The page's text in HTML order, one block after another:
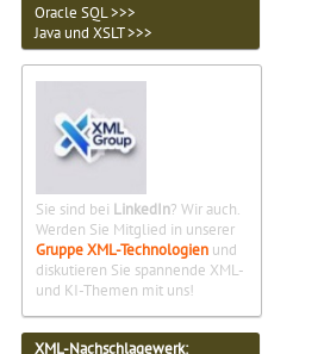
Oracle SQL >>>
Java und XSLT >>>
Sie sind bei LinkedIn? Wir auch.
Werden Sie Mitglied in unserer
Gruppe XML-Technologien und
diskutieren Sie spannende XML-
und KI-Themen mit uns!
XML-Nachschlagewerk: